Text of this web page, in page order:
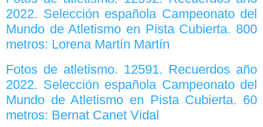
2022. Selección española Campeonato del
Mundo de Atletismo en Pista Cubierta. 800
metros: Lorena Martín Martín
Fotos de atletismo. 12591. Recuerdos año
2022. Selección española Campeonato del
Mundo de Atletismo en Pista Cubierta. 60
metros: Bernat Canet Vidal